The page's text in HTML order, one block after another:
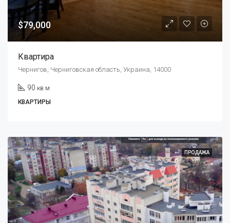
$79,000
Квартира
Чернигов, Черниговская область, Украина, 14000
90 кв.м
КВАРТИРЫ
ПРОДАЖА